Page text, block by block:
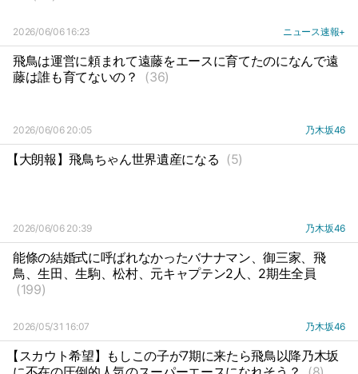
2026/06/06 16:23 ニュース速報+
飛鳥は運営に頼まれて遠藤をエースに育てたのになんで遠
藤は誰も育てないの？
(36)
2026/06/06 20:05 乃木坂46
【大朗報】飛鳥ちゃん世界遺産になる (5)
2026/06/06 20:39 乃木坂46
能條の結婚式に呼ばれなかったバナナマン、御三家、飛
鳥、生田、生駒、松村、元キャプテン2人、2期生全員
(199)
2026/05/31 16:07 乃木坂46
【スカウト希望】もしこの子が7期に来たら飛鳥以降乃木坂